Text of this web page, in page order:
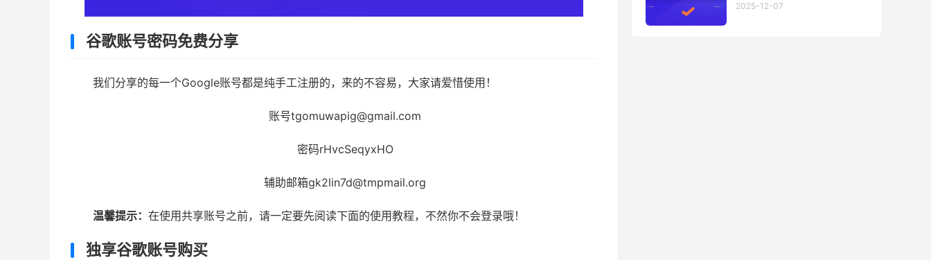
谷歌账号密码免费分享
我们分享的每一个Google账号都是纯手工注册的，来的不容易，大家请爱惜使用！
账号tgomuwapig@gmail.com
密码rHvcSeqyxHO
辅助邮箱gk2lin7d@tmpmail.org
温馨提示： 在使用共享账号之前，请一定要先阅读下面的使用教程，不然你不会登录哦！
独享谷歌账号购买
2025-12-07